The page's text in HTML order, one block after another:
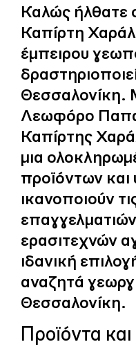
Καλώς ήλθατε
Καπίρτη
έμπειρου
Θεσσαλονίκη.
Λεωφόρο
Καπίρτης
μια
προϊόντων
ικανοποιούν
ερασιτεχνών
ιδανική
αναζητά
Θεσσαλονίκη.
Προϊόντα